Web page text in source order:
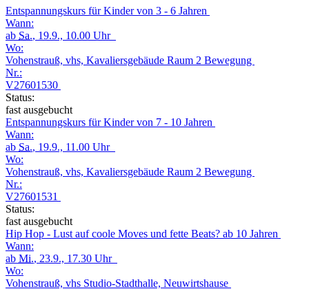
Entspannungskurs für Kinder von 3 - 6 Jahren
Wann:
ab Sa., 19.9., 10.00 Uhr
Wo:
Vohenstrauß, vhs, Kavaliersgebäude Raum 2 Bewegung
Nr.:
V27601530
Status:
fast ausgebucht
Entspannungskurs für Kinder von 7 - 10 Jahren
Wann:
ab Sa., 19.9., 11.00 Uhr
Wo:
Vohenstrauß, vhs, Kavaliersgebäude Raum 2 Bewegung
Nr.:
V27601531
Status:
fast ausgebucht
Hip Hop - Lust auf coole Moves und fette Beats? ab 10 Jahren
Wann:
ab Mi., 23.9., 17.30 Uhr
Wo:
Vohenstrauß, vhs Studio-Stadthalle, Neuwirtshause